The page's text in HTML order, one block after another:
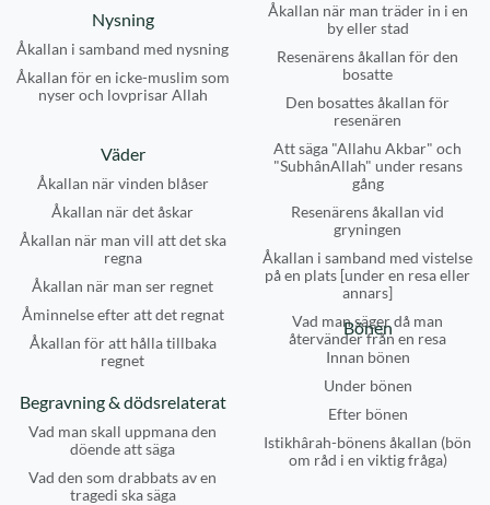
Åkallan när man träder in i en
by eller stad
Resenärens åkallan för den
bosatte
Den bosattes åkallan för
resenären
Att säga "Allahu Akbar" och
"SubhânAllah" under resans
gång
Resenärens åkallan vid
gryningen
Åkallan i samband med vistelse
på en plats [under en resa eller
annars]
Vad man säger då man
återvänder från en resa
Nysning
Åkallan i samband med nysning
Åkallan för en icke-muslim som
nyser och lovprisar Allah
Väder
Åkallan när vinden blåser
Åkallan när det åskar
Åkallan när man vill att det ska
regna
Åkallan när man ser regnet
Åminnelse efter att det regnat
Åkallan för att hålla tillbaka
regnet
Bönen
Innan bönen
Under bönen
Efter bönen
Istikhârah-bönens åkallan (bön
om råd i en viktig fråga)
Begravning & dödsrelaterat
Vad man skall uppmana den
döende att säga
Vad den som drabbats av en
tragedi ska säga